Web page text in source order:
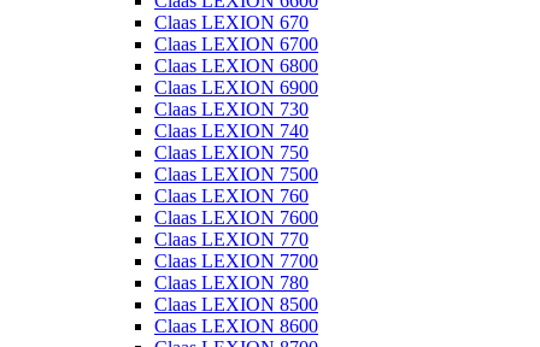
Claas LEXION 670
Claas LEXION 6700
Claas LEXION 6800
Claas LEXION 6900
Claas LEXION 730
Claas LEXION 740
Claas LEXION 750
Claas LEXION 7500
Claas LEXION 760
Claas LEXION 7600
Claas LEXION 770
Claas LEXION 7700
Claas LEXION 780
Claas LEXION 8500
Claas LEXION 8600